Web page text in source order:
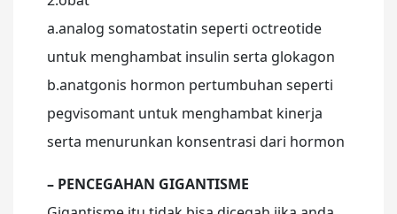
a.analog somatostatin seperti octreotide
untuk menghambat insulin serta glokagon
b.anatgonis hormon pertumbuhan seperti
pegvisomant untuk menghambat kinerja
serta menurunkan konsentrasi dari hormon
– PENCEGAHAN GIGANTISME